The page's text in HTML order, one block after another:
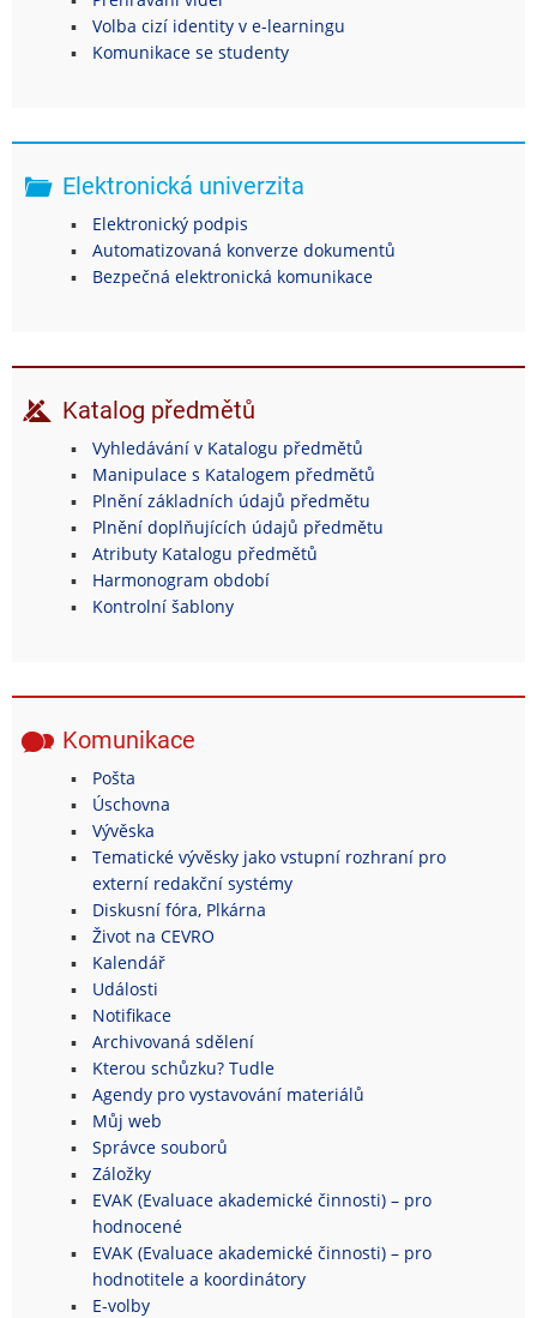
Volba cizí identity v e-learningu
Komunikace se studenty
Elektronická univerzita
Elektronický podpis
Automatizovaná konverze dokumentů
Bezpečná elektronická komunikace
Katalog předmětů
Vyhledávání v Katalogu předmětů
Manipulace s Katalogem předmětů
Plnění základních údajů předmětu
Plnění doplňujících údajů předmětu
Atributy Katalogu předmětů
Harmonogram období
Kontrolní šablony
Komunikace
Pošta
Úschovna
Vývěska
Tematické vývěsky jako vstupní rozhraní pro
externí redakční systémy
Diskusní fóra, Plkárna
Život na CEVRO
Kalendář
Události
Notifikace
Archivovaná sdělení
Kterou schůzku? Tudle
Agendy pro vystavování materiálů
Můj web
Správce souborů
Záložky
EVAK (Evaluace akademické činnosti) – pro
hodnocené
EVAK (Evaluace akademické činnosti) – pro
hodnotitele a koordinátory
E-volby